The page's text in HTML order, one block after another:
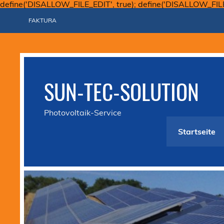
define('DISALLOW_FILE_EDIT', true);
FAKTURA
SUN-TEC-SOLUTION
Photovoltaik-Service
Startseite